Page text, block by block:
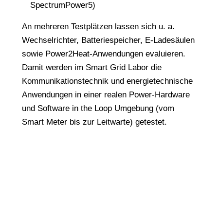
SpectrumPower5)
An mehreren Testplätzen lassen sich u. a.
Wechselrichter, Batteriespeicher, E-Ladesäulen
sowie Power2Heat-Anwendungen evaluieren.
Damit werden im Smart Grid Labor die
Kommunikationstechnik und energietechnische
Anwendungen in einer realen Power-Hardware
und Software in the Loop Umgebung (vom
Smart Meter bis zur Leitwarte) getestet.